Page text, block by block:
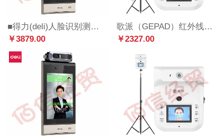
■得力(deli)人脸识别测温门禁考勤套装 医院学校写字楼快速测温识别 DL-ACS703-TW
￥3879.00
歌派（GEPAD）红外线测温仪 远距离双面显示自动感应测温 高精度体温筛查仪 语音报警立式非接触X9
￥2327.00